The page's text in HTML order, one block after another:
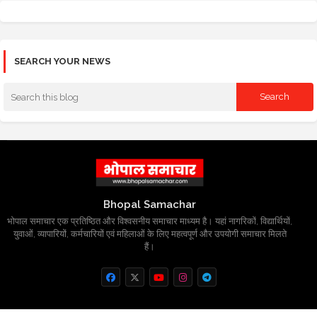
SEARCH YOUR NEWS
Bhopal Samachar
भोपाल समाचार एक प्रतिष्ठित और विश्वसनीय समाचार माध्यम है। यहां नागरिकों, विद्यार्थियों,
युवाओं, व्यापारियों, कर्मचारियों एवं महिलाओं के लिए महत्वपूर्ण और उपयोगी समाचार मिलते
हैं।